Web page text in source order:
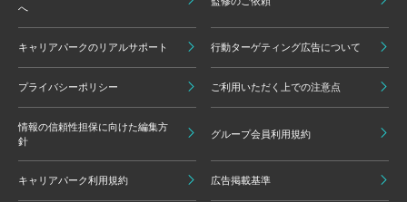
へ
キャリアパークのリアルサポート 行動ターゲティング広告について
プライバシーポリシー ご利用いただく上での注意点
情報の信頼性担保に向けた編集方
針
グループ会員利用規約
キャリアパーク利用規約 広告掲載基準